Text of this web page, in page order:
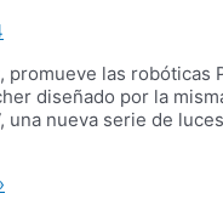
las robóticas
diseñado por la
nueva serie de